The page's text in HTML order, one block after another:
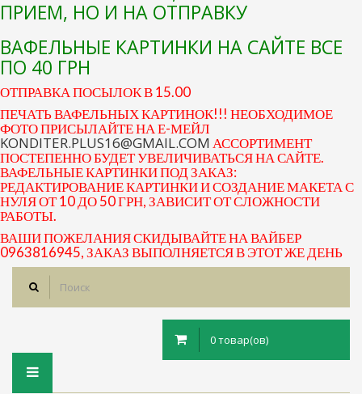
ПРИЕМ, НО И НА ОТПРАВКУ
ВАФЕЛЬНЫЕ КАРТИНКИ НА САЙТЕ ВСЕ
ПО 40 ГРН
ОТПРАВКА ПОСЫЛОК В 15.00
ПЕЧАТЬ ВАФЕЛЬНЫХ КАРТИНОК!!! НЕОБХОДИМОЕ
ФОТО ПРИСЫЛАЙТЕ НА Е-МЕЙЛ
KONDITER.PLUS16@GMAIL.COM АССОРТИМЕНТ
ПОСТЕПЕННО БУДЕТ УВЕЛИЧИВАТЬСЯ НА САЙТЕ.
ВАФЕЛЬНЫЕ КАРТИНКИ ПОД ЗАКАЗ:
РЕДАКТИРОВАНИЕ КАРТИНКИ И СОЗДАНИЕ МАКЕТА С
НУЛЯ ОТ 10 ДО 50 ГРН, ЗАВИСИТ ОТ СЛОЖНОСТИ
РАБОТЫ.
ВАШИ ПОЖЕЛАНИЯ СКИДЫВАЙТЕ НА ВАЙБЕР
0963816945, ЗАКАЗ ВЫПОЛНЯЕТСЯ В ЭТОТ ЖЕ ДЕНЬ
0 товар(ов)
Toggle